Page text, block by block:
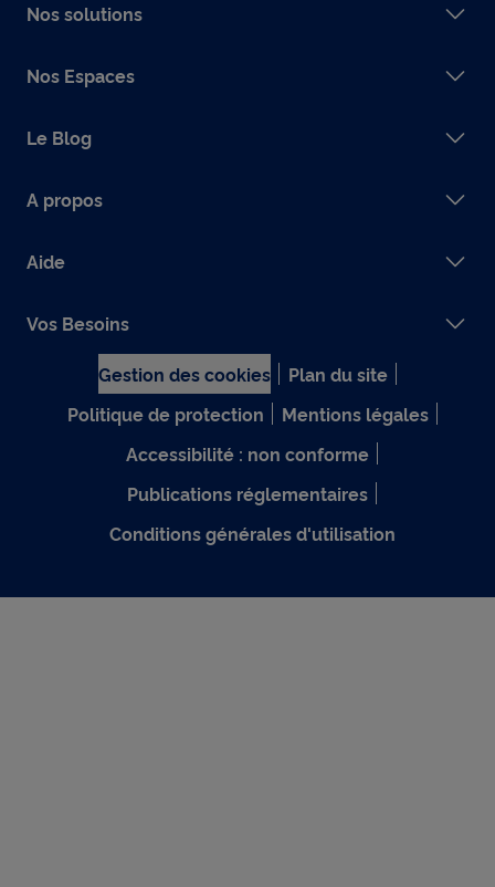
Nos solutions
Nos Espaces
Le Blog
A propos
Aide
Vos Besoins
Gestion des cookies
Plan du site
Politique de protection
Mentions légales
Accessibilité : non conforme
Publications réglementaires
Conditions générales d'utilisation